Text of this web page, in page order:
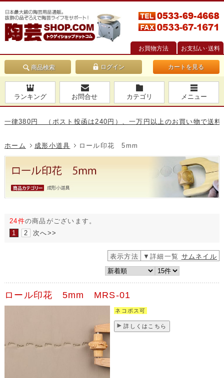
お買物方法 お支払い･送料
商品検索 カートを見る
ランキング お問合せ カテゴリ メニュー
円 （ポスト投函は240円）、一万円以上のお買い物で送料無料で
ホーム 成形小道具 ロール印花 5mm
24件の商品がございます。
1
2 次へ>>
表示方法 ▼詳細一覧 サムネイル
ロール印花 5mm MRS-01
ネコポス可
詳しくはこちら